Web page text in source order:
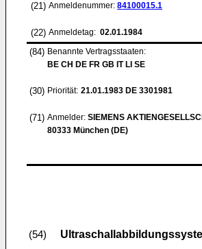
(21) Anmeldenummer: 84100015.1
(22) Anmeldetag: 02.01.1984
(84) Benannte Vertragsstaaten:
BE CH DE FR GB IT LI SE
(30) Priorität: 21.01.1983 DE 3301981
(71) Anmelder: SIEMENS
80333 München (DE)
(54)